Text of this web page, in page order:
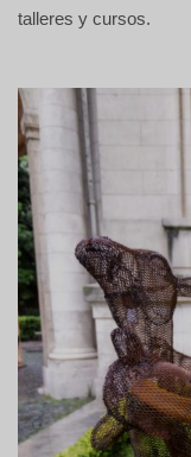
talleres y cursos.